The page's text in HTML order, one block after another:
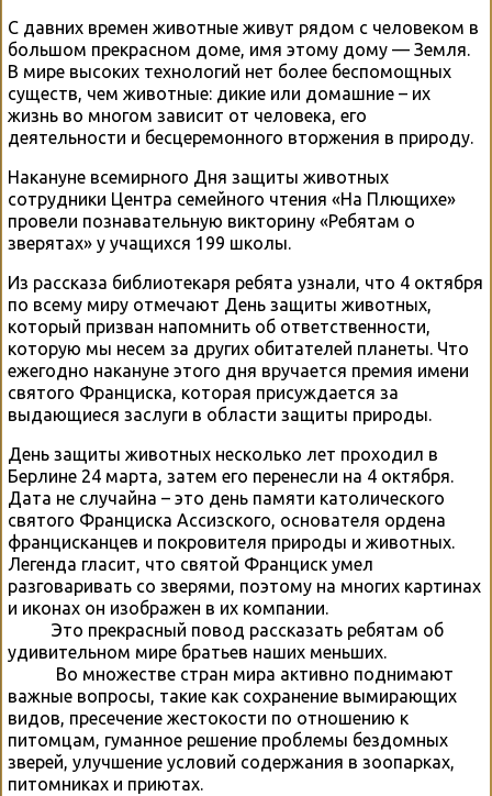
С давних времен животные живут рядом с человеком в
большом прекрасном доме, имя этому дому — Земля.
В мире высоких технологий нет более беспомощных
существ, чем животные: дикие или домашние – их
жизнь во многом зависит от человека, его
деятельности и бесцеремонного вторжения в природу.
Накануне всемирного Дня защиты животных
сотрудники Центра семейного чтения «На Плющихе»
провели познавательную викторину «Ребятам о
зверятах» у учащихся 199 школы.
Из рассказа библиотекаря ребята узнали, что 4 октября
по всему миру отмечают День защиты животных,
который призван напомнить об ответственности,
которую мы несем за других обитателей планеты. Что
ежегодно накануне этого дня вручается премия имени
святого Франциска, которая присуждается за
выдающиеся заслуги в области защиты природы.
День защиты животных несколько лет проходил в
Берлине 24 марта, затем его перенесли на 4 октября.
Дата не случайна – это день памяти католического
святого Франциска Ассизского, основателя ордена
францисканцев и покровителя природы и животных.
Легенда гласит, что святой Франциск умел
разговаривать со зверями, поэтому на многих картинах
и иконах он изображен в их компании.
Это прекрасный повод рассказать ребятам об
удивительном мире братьев наших меньших.
Во множестве стран мира активно поднимают
важные вопросы, такие как сохранение вымирающих
видов, пресечение жестокости по отношению к
питомцам, гуманное решение проблемы бездомных
зверей, улучшение условий содержания в зоопарках,
питомниках и приютах.